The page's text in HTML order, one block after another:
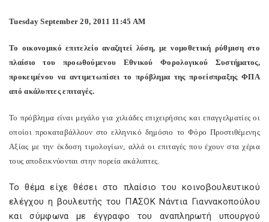
Tuesday September 20, 2011 11:45 AM
Το οικονομικό επιτελείο αναζητεί λύση, με νομοθετική ρύθμιση στο
πλαίσιο του προωθούμενου Εθνικού Φορολογικού Συστήματος,
προκειμένου να αντιμετωπίσει το πρόβλημα της προείσπραξης ΦΠΑ
από ακάλυπτες επιταγές.
Το πρόβλημα είναι μεγάλο για χιλιάδες επιχειρήσεις και επαγγελματίες οι
οποίοι προκαταβάλλουν στο ελληνικό δημόσιο το Φόρο Προστιθέμενης
Αξίας με την έκδοση τιμολογίων, αλλά οι επιταγές που έχουν στα χέρια
τους αποδεικνύονται στην πορεία ακάλυπτες.
Το θέμα είχε θέσει στο πλαίσιο του κοινοβουλευτικού
ελέγχου η βουλευτής του ΠΑΣΟΚ Νάντια Γιαννακοπούλου
και σύμφωνα με έγγραφο του αναπληρωτή υπουργού